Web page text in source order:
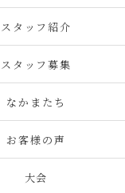
スタッフ紹介
スタッフ募集
なかまたち
お客様の声
大会